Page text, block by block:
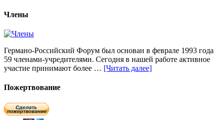
Члены
Германо-Российский Форум был основан в феврале 1993 года
59 членами-учредителями. Сегодня в нашей работе активное
участие принимают более … [Читать далее]
Пожертвование